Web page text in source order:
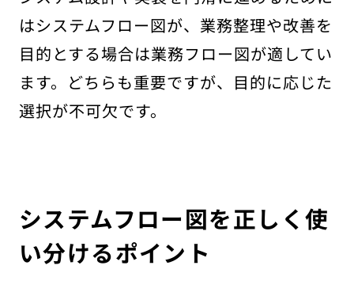
はシステムフロー図が、業務整理や改善を
目的とする場合は業務フロー図が適してい
ます。どちらも重要ですが、目的に応じた
選択が不可欠です。
システムフロー図を正しく使
い分けるポイント